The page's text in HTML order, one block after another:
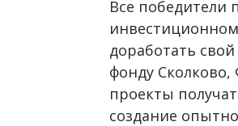
Все победители
доработать
фонду
проекты
создание